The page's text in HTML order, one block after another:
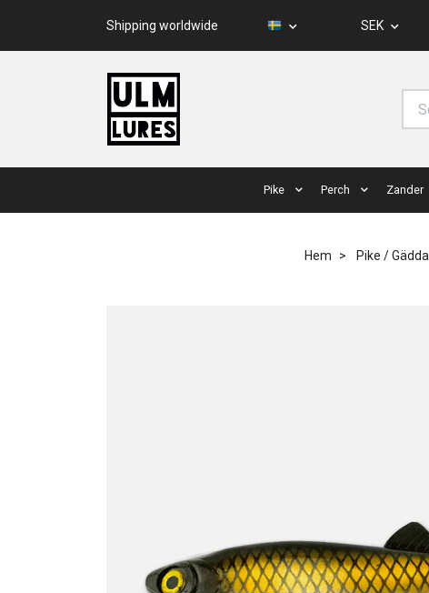
Shipping worldwide SEK
Pike Perch Zander
Hem Pike / Gädda